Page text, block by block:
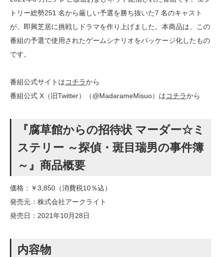
トリー総勢251 名から厳しい予選を勝ち抜いた7 名のキャスト
が、即興芝居に挑戦しドラマを作り上げました。本商品は、この
番組の予選で使用されたゲームシナリオをパッケージ化したもの
です。
番組公式サイトはコチラから
番組公式 X（旧Twitter）（@MadarameMisuo）はコチラから
『腐草館からの招待状 マーダー☆ミ
ステリー ～探偵・斑目瑞男の事件簿
～』商品概要
価格：￥3,850（消費税10％込）
発売元：株式会社アークライト
発売日：2021年10月28日
内容物